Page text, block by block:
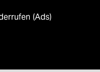
(Ads)